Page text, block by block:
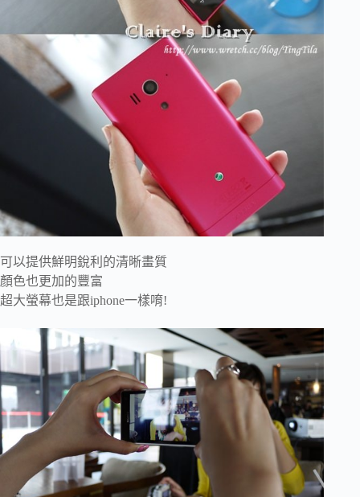
可以提供鮮明銳利的清晰畫質
顏色也更加的豐富
超大螢幕也是跟iphone一樣唷!